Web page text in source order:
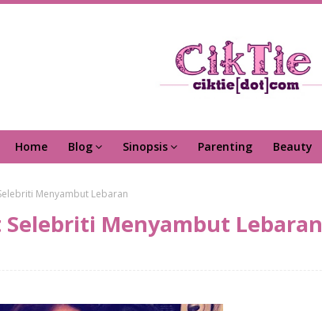
Home Blog Sinopsis Parenting Beauty
Menyambut Lebaran
Selebriti Menyambut Lebaran